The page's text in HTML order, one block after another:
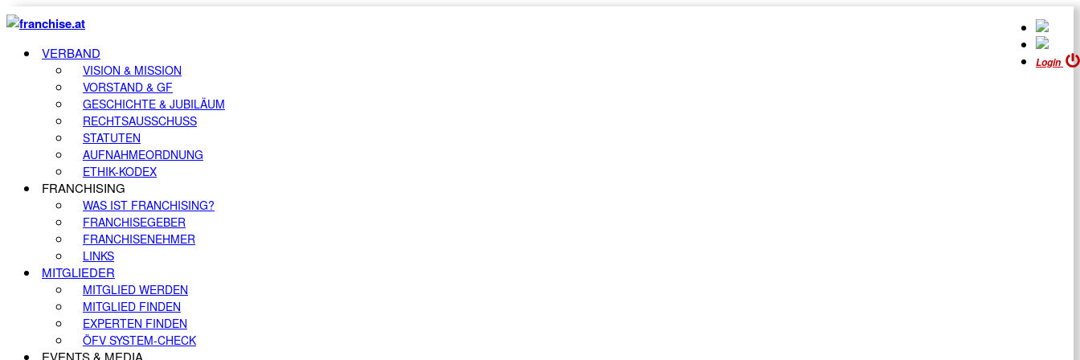
Login
VERBAND
VISION & MISSION
VORSTAND & GF
GESCHICHTE & JUBILÄUM
RECHTSAUSSCHUSS
STATUTEN
AUFNAHMEORDNUNG
ETHIK-KODEX
FRANCHISING
WAS IST FRANCHISING?
FRANCHISEGEBER
FRANCHISENEHMER
LINKS
MITGLIEDER
MITGLIED WERDEN
MITGLIED FINDEN
EXPERTEN FINDEN
ÖFV SYSTEM-CHECK
EVENTS & MEDIA